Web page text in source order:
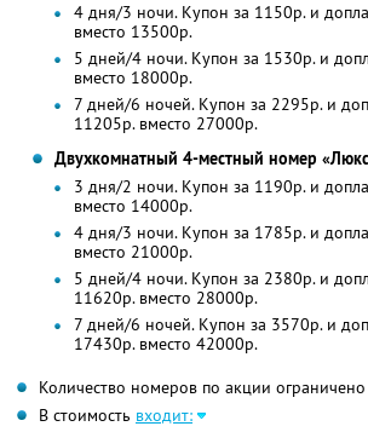
4 дня/3 ночи. Купон за 1150р. и
вместо 13500р.
5 дней/4 ночи. Купон за 1530р. и
вместо 18000р.
7 дней/6 ночей. Купон за 2295р. и
11205р. вместо 27000р.
Двухкомнатный 4-местный номер
3 дня/2 ночи. Купон за 1190р. и
вместо 14000р.
4 дня/3 ночи. Купон за 1785р. и
вместо 21000р.
5 дней/4 ночи. Купон за 2380р. и
11620р. вместо 28000р.
7 дней/6 ночей. Купон за 3570р. и
17430р. вместо 42000р.
Количество номеров по акции ограничено
В стоимость входит: